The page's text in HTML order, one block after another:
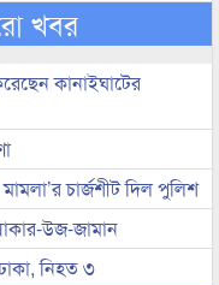
খবর
কানাইঘাটের
চার্জশীট দিল পুলিশ
উজ-জামান
নিহত ৩